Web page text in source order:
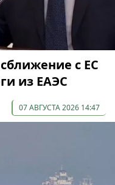
с ЕС
из ЕАЭС
07 АВГУСТА 2026 14:47